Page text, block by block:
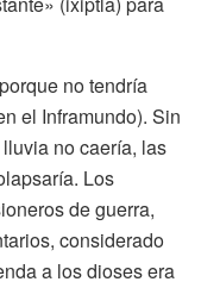
no tendría
el Inframundo). Sin
no caería, las
Los
de guerra,
considerado
a los dioses era